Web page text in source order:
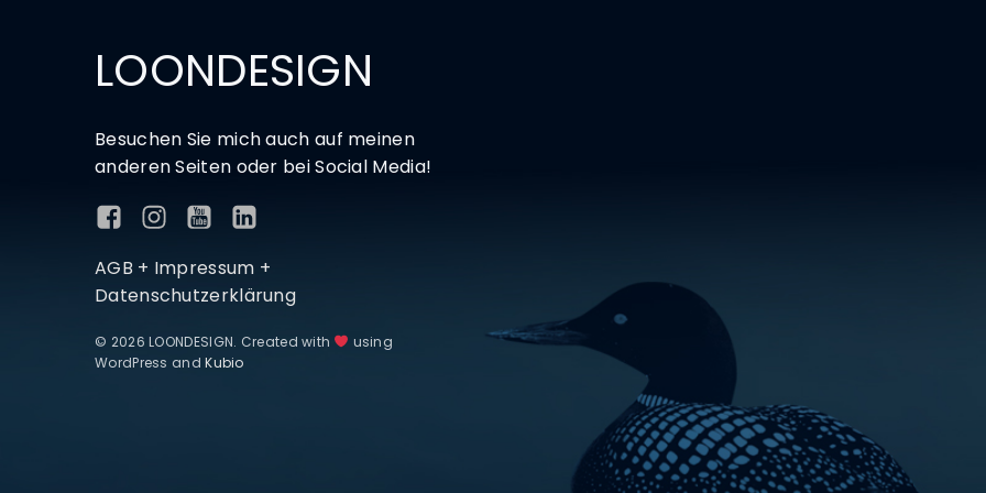
LOONDESIGN
Besuchen Sie mich auch auf meinen
anderen Seiten oder bei Social Media!
AGB + Impressum +
Datenschutzerklärung
© 2026 LOONDESIGN. Created with
using
WordPress andKubio